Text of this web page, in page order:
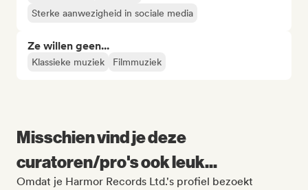
Sterke aanwezigheid in sociale media
Ze willen geen...
Klassieke muziek Filmmuziek
Misschien vind je deze
curatoren/pro's ook leuk...
Omdat je Harmor Records Ltd.'s profiel bezoekt